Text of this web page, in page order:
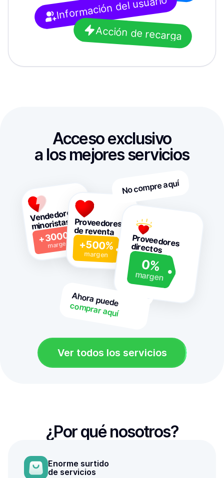
Información del usuario
Acción de recarga
Acceso exclusivo
a los mejores servicios
Vendedores
minoristas
+3000%
margen
de reventa
+500%
margen
Proveedores
directos
0%
margen
Ver todos los servicios
No compre aquí
Ahora puede
comprar aquí
¿Por qué nosotros?
Enorme surtido
de servicios